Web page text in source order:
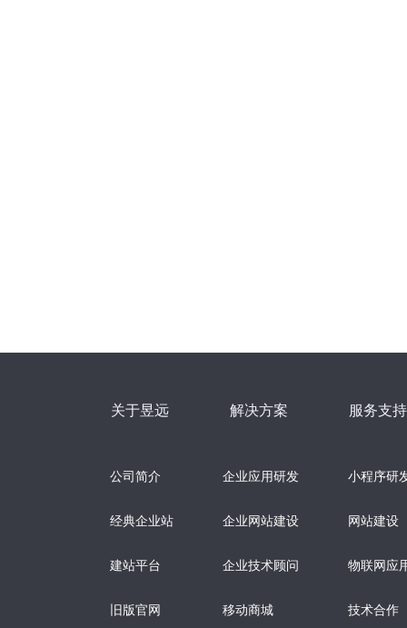
关于昱远
公司简介
经典企业站
建站平台
旧版官网
解决方案
企业应用研发
企业网站建设
企业技术顾问
移动商城
服务支持
小程序研
网站建设
物联网应
技术合作